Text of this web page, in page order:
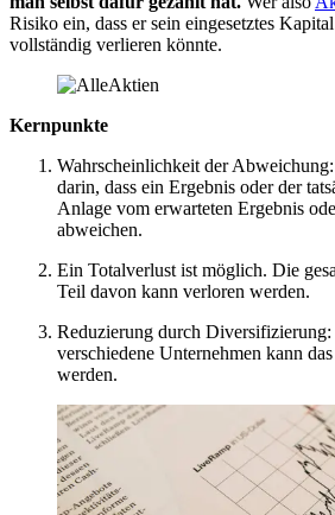
Risiko ein, dass er sein eingesetztes
vollständig verlieren könnte.
Kernpunkte
Wahrscheinlichkeit der
darin, dass ein Ergebnis oder der
Anlage vom erwarteten Ergebnis
abweichen.
Ein Totalverlust ist möglich. Die
Teil davon kann verloren werden.
Reduzierung durch
verschiedene Unternehmen kann
werden.